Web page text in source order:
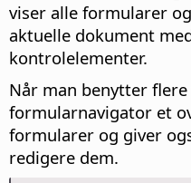
viser alle formularer
aktuelle dokument
kontrolelementer.
Når man benytter
formularnavigator et
formularer og giver
redigere dem.